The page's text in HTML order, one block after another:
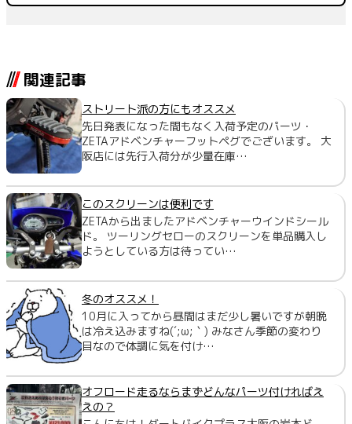
関連記事
ストリート派の方にもオススメ
先日発表になった間もなく入荷予定のパーツ・
ZETAアドベンチャーフットペグでございます。 大
阪店には先行入荷分が少量在庫…
このスクリーンは便利です
ZETAから出ましたアドベンチャーウインドシール
ド。 ツーリングセローのスクリーンを単品購入し
ようとしている方は待ってい…
冬のオススメ！
10月に入ってから昼間はまだ少し暑いですが朝晩
は冷え込みますね(´;ω;｀) みなさん季節の変わり
目なので体調に気を付け…
オフロード走るならまずどんなパーツ付ければえ
えの？